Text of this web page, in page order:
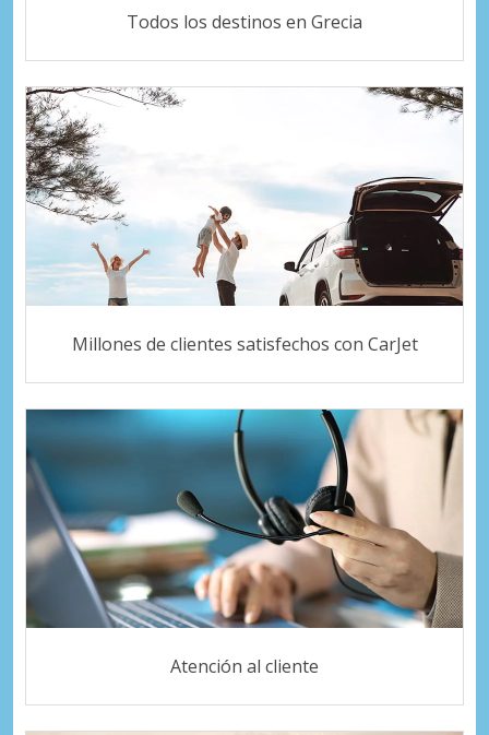
Todos los destinos en Grecia
Millones de clientes satisfechos con CarJet
Atención al cliente